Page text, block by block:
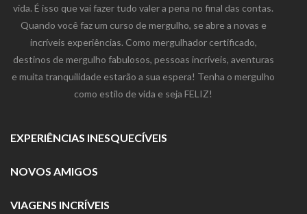
vida. É isso que vai fazer tudo valer a pena no final das contas.
Quando você faz um curso de mergulho, se abre a novas e
incríveis experiências. Como mergulhador certificado,
destinos de mergulho fabulosos, pessoas incríveis, aventuras
e muita tranquilidade estarão a sua espera! Tenha o mergulho
como estilo de vida e seja FELIZ!
EXPERIÊNCIAS INESQUECÍVEIS
NOVOS AMIGOS
VIAGENS INCRÍVEIS